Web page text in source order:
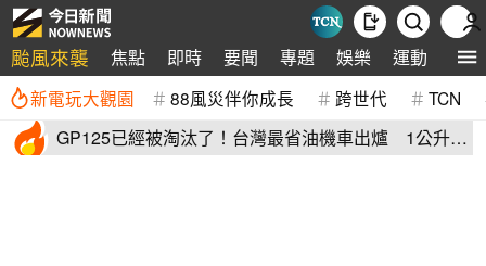
颱風來襲 焦點 即時 要聞 專題 娛樂 運動 全球
新電玩大觀園 88風災伴你成長 跨世代 TCN
GP125已經被淘汰了！台灣最省油機車出爐 1公升油